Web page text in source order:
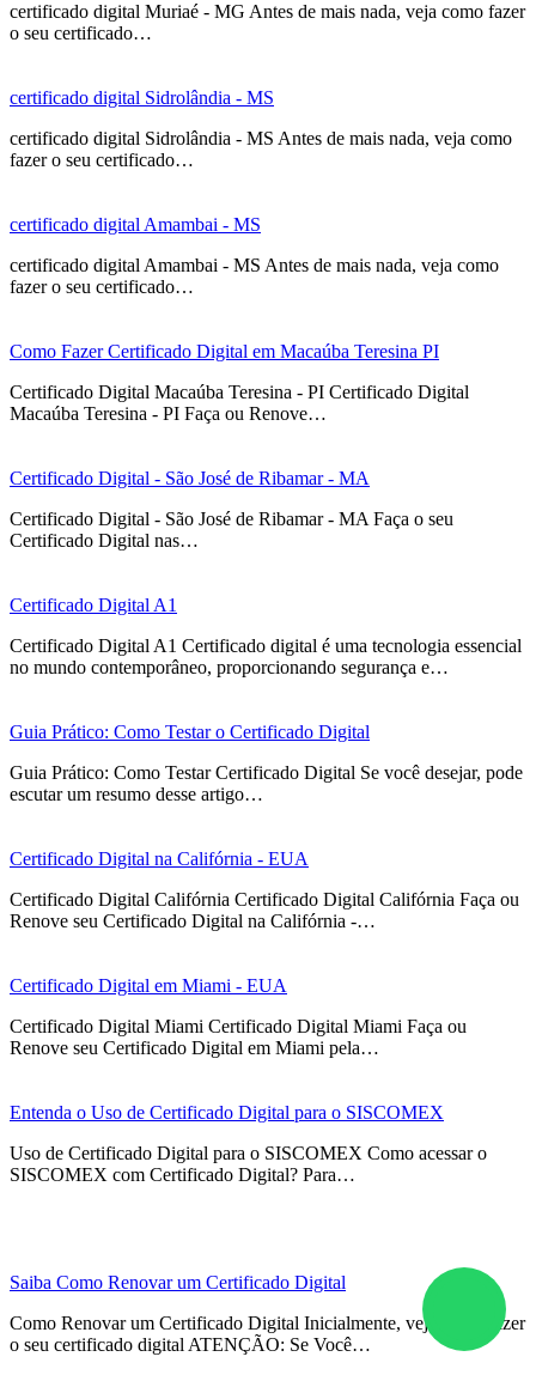
certificado digital Muriaé - MG Antes de mais nada, veja como fazer
o seu certificado…
certificado digital Sidrolândia - MS
certificado digital Sidrolândia - MS Antes de mais nada, veja como
fazer o seu certificado…
certificado digital Amambai - MS
certificado digital Amambai - MS Antes de mais nada, veja como
fazer o seu certificado…
Como Fazer Certificado Digital em Macaúba Teresina PI
Certificado Digital Macaúba Teresina - PI Certificado Digital
Macaúba Teresina - PI Faça ou Renove…
Certificado Digital - São José de Ribamar - MA
Certificado Digital - São José de Ribamar - MA Faça o seu
Certificado Digital nas…
Certificado Digital A1
Certificado Digital A1 Certificado digital é uma tecnologia essencial
no mundo contemporâneo, proporcionando segurança e…
Guia Prático: Como Testar o Certificado Digital
Guia Prático: Como Testar Certificado Digital Se você desejar, pode
escutar um resumo desse artigo…
Certificado Digital na Califórnia - EUA
Certificado Digital Califórnia Certificado Digital Califórnia Faça ou
Renove seu Certificado Digital na Califórnia -…
Certificado Digital em Miami - EUA
Certificado Digital Miami Certificado Digital Miami Faça ou
Renove seu Certificado Digital em Miami pela…
Entenda o Uso de Certificado Digital para o SISCOMEX
Uso de Certificado Digital para o SISCOMEX Como acessar o
SISCOMEX com Certificado Digital? Para…
Saiba Como Renovar um Certificado Digital
Como Renovar um Certificado Digital Inicialmente, veja como fazer
o seu certificado digital ATENÇÃO: Se Você…